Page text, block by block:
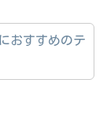
おすすめのテ